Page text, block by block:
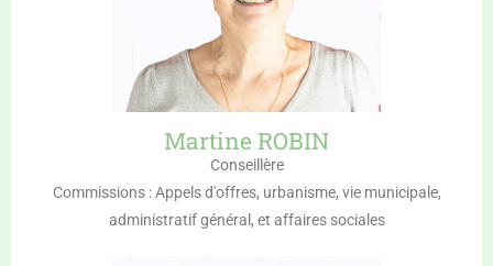
Martine ROBIN
Conseillère
Commissions : Appels d'offres, urbanisme, vie municipale,
administratif général, et affaires sociales